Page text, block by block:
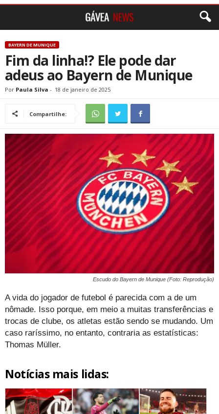
BAYERN DE MUNIQUE
Fim da linha!? Ele pode dar
adeus ao Bayern de Munique
Por Paula Silva - 18 de janeiro de 2025
Compartilhe:
Escudo do Bayern de Munique (Foto: Reprodução)
A vida do jogador de futebol é parecida com a de um
nômade. Isso porque, em meio a muitas transferências e
trocas de clube, os atletas estão sendo se mudando. Um
caso raríssimo, no entanto, contraria as estatísticas:
Thomas Müller.
Notícias mais lidas: